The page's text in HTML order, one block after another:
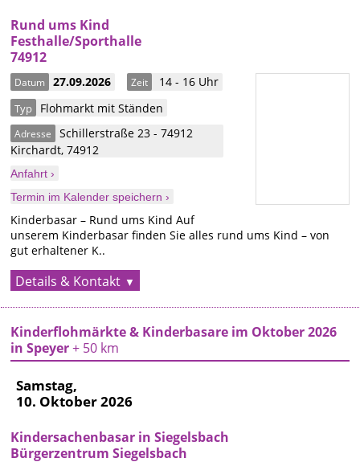
Rund ums Kind
Festhalle/Sporthalle
74912
Datum 27.09.2026 Zeit 14 - 16 Uhr
Typ Flohmarkt mit Ständen
Adresse
Schillerstraße 23 - 74912
Kirchardt,74912
Anfahrt ›
Termin im Kalender speichern ›
Kinderbasar – Rund ums Kind Auf
unserem Kinderbasar finden Sie alles rund ums Kind – von
gut erhaltener K..
Details & Kontakt
Kinderflohmärkte & Kinderbasare im Oktober 2026
in Speyer+ 50 km
Samstag,
10. Oktober 2026
Kindersachenbasar in Siegelsbach
Bürgerzentrum Siegelsbach